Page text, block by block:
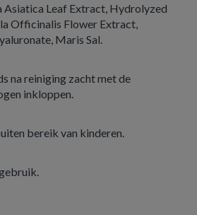
Asiatica Leaf Extract, Hydrolyzed
Officinalis Flower Extract,
Maris Sal.
na reiniging zacht met de
inkloppen.
bereik van kinderen.